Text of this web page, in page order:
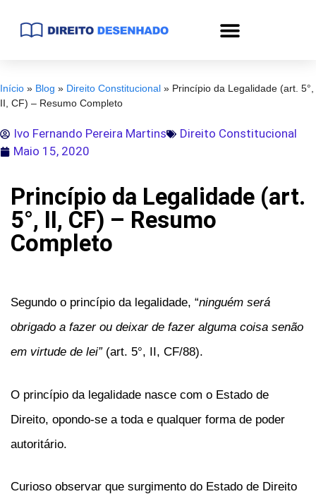
Início » Blog » Direito Constitucional » Princípio da Legalidade (art. 5°,
II, CF) – Resumo Completo
Ivo Fernando Pereira Martins
Direito Constitucional
Maio 15, 2020
Princípio da Legalidade (art.
5°, II, CF) – Resumo
Completo
Segundo o princípio da legalidade, “ninguém será
obrigado a fazer ou deixar de fazer alguma coisa senão
em virtude de lei”(art. 5°, II, CF/88).
O princípio da legalidade nasce com o Estado de
Direito, opondo-se a toda e qualquer forma de poder
autoritário.
Curioso observar que surgimento do Estado de Direito